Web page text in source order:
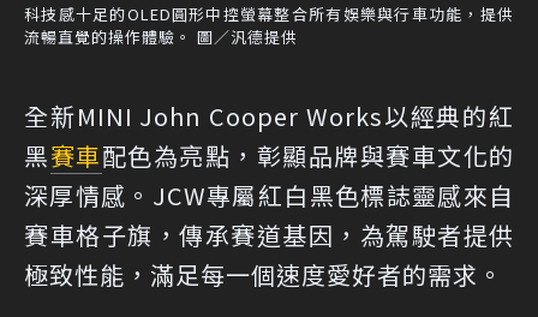
科技感十足的OLED圓形中控螢幕整合所有娛樂與行車功能，提供
流暢直覺的操作體驗。 圖／汎德提供
全新MINI John Cooper Works以經典的紅
黑賽車配色為亮點，彰顯品牌與賽車文化的
深厚情感。JCW專屬紅白黑色標誌靈感來自
賽車格子旗，傳承賽道基因，為駕駛者提供
極致性能，滿足每一個速度愛好者的需求。